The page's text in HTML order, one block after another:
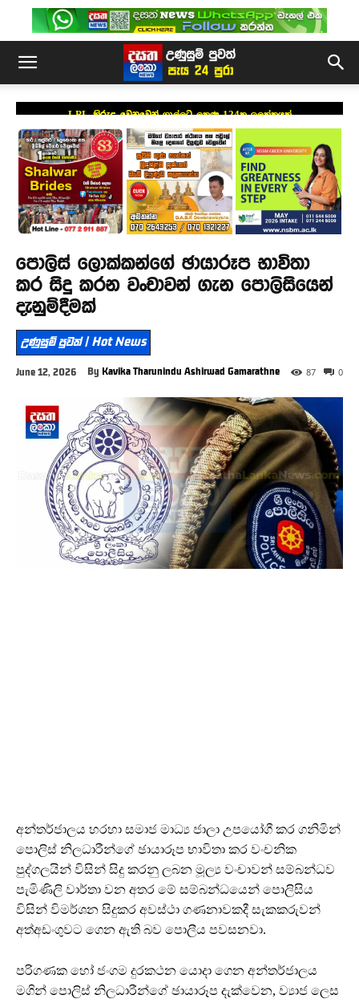
LPL කිරුළ වෙනුවෙන් ගාල්ලට ලකුණු 124ක ඉලක්කයක්
පොලිස් ලොක්කන්ගේ ඡායාරූප භාවිතා
කර සිදු කරන වංචාවන් ගැන පොලිසියෙන්
දැනුම්දීමක්
උණුසුම් පුවත් | Hot News
June 12, 2026 By Kavika Tharunindu Ashirwad Gamarathne 0
87
අන්තර්ජාලය හරහා සමාජ මාධ්‍ය ජාලා උපයෝගී කර ගනිමින්
පොලිස් නිලධාරීන්ගේ ඡායාරූප භාවිතා කර වංචනික
පුද්ගලයින් විසින් සිදු කරනු ලබන මූල්‍ය වංචාවන් සම්බන්ධව
පැමිණිලි වාර්තා වන අතර මේ සම්බන්ධයෙන් පොලිසිය
විසින් විමර්ශන සිදුකර අවස්ථා ගණනාවකදී සැකකරුවන්
අත්අඩංගුවට ගෙන ඇති බව පොලීය පවසනවා.
පරිගණක හෝ ජංගම දුරකථන යොදා ගෙන අන්තර්ජාලය
මගින් පොලිස් නිලධාරීන්ගේ ඡායාරූප දැක්වෙන, ව්‍යාජ ලෙස